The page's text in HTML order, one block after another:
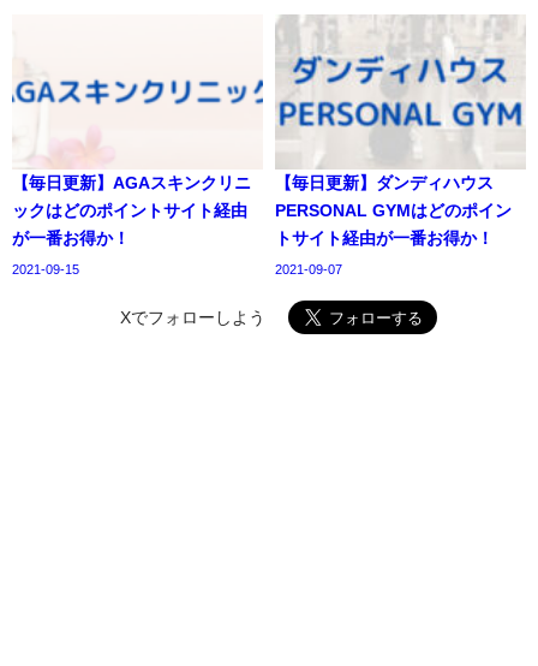
【毎日更新】AGAスキンクリニ
ックはどのポイントサイト経由
が一番お得か！
2021-09-15
【毎日更新】ダンディハウス
PERSONAL GYMはどのポイン
トサイト経由が一番お得か！
2021-09-07
Xでフォローしよう